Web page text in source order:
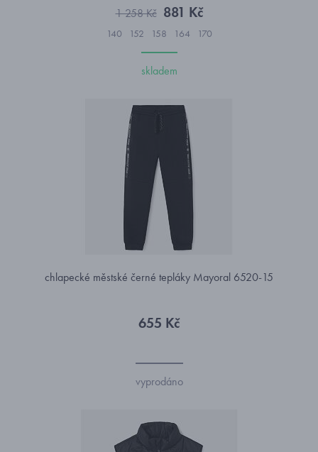
1 258 Kč 881 Kč
140 152 158 164 170
skladem
chlapecké městské černé tepláky Mayoral 6520-15
655 Kč
vyprodáno